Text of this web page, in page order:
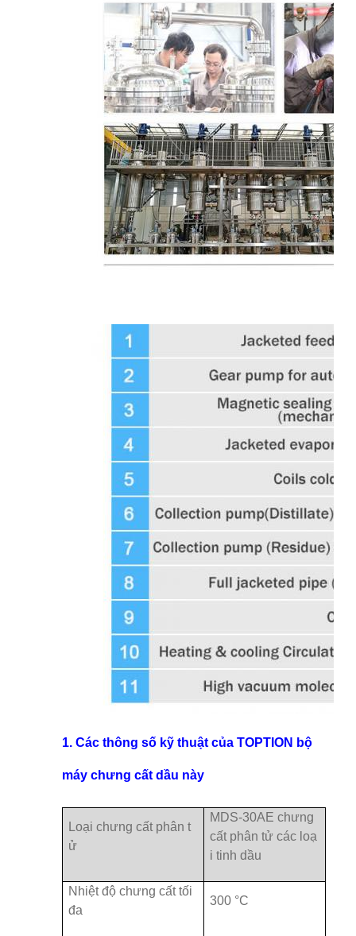
1. Các thông số kỹ thuật của TOPTION bộ
máy chưng cất dầu này
Loại chưng cất phân t
ử
MDS-30AE chưng
cất phân tử các loạ
i tinh dầu
Nhiệt độ chưng cất tối
đa
300 °C